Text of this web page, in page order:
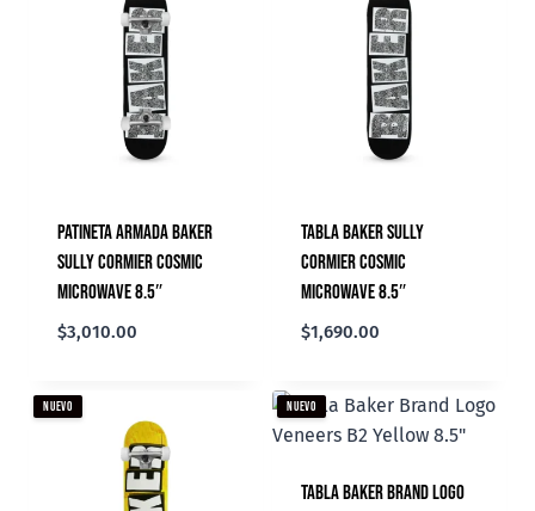
Patineta Armada Baker
Sully Cormier Cosmic
Microwave 8.5″
$3,010.00
Tabla Baker Sully
Cormier Cosmic
Microwave 8.5″
$1,690.00
NUEVO NUEVO
Tabla Baker Brand Logo